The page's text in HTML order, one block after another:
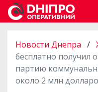
Новости Днепра /
бесплатно получил
партию
около 2 млн